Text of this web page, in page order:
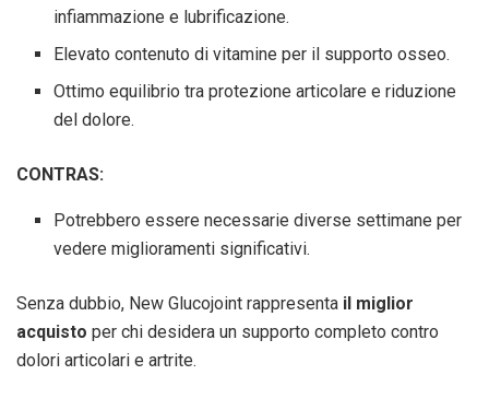
infiammazione e lubrificazione.
Elevato contenuto di vitamine per il supporto osseo.
Ottimo equilibrio tra protezione articolare e riduzione
del dolore.
CONTRAS:
Potrebbero essere necessarie diverse settimane per
vedere miglioramenti significativi.
Senza dubbio, New Glucojoint rappresenta il miglior
acquisto per chi desidera un supporto completo contro
dolori articolari e artrite.